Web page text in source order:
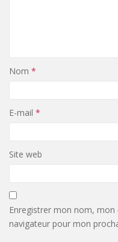
Nom *
E-mail *
Site web
Enregistrer mon nom,
navigateur pour mon